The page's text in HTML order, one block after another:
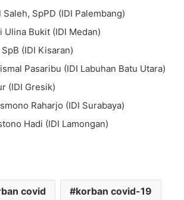
SpPD (IDI Palembang)
Ulina Bukit (IDI Medan)
(IDI Kisaran)
Pasaribu (IDI Labuhan Batu Utara)
(IDI Gresik)
Raharjo (IDI Surabaya)
Hadi (IDI Lamongan)
covid korban covid-19